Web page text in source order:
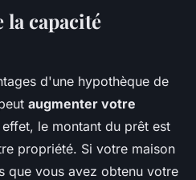
la capacité
d'une hypothèque de
augmenter votre
effet, le montant du prêt est
propriété. Si votre maison
que vous avez obtenu votre